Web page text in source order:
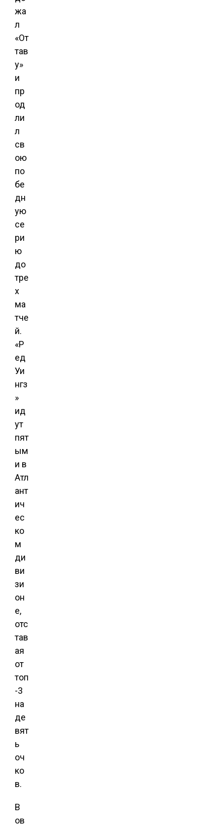
жа
л
«От
тав
у»
и
пр
од
ли
л
св
ою
по
бе
дн
ую
се
ри
ю
до
тре
х
ма
тче
й.
«Р
ед
Уи
нгз
»
ид
ут
пят
ым
и в
Атл
ант
ич
ес
ко
м
ди
ви
зи
он
е,
отс
тав
ая
от
топ
-3
на
де
вят
ь
оч
ко
в.
В
ов